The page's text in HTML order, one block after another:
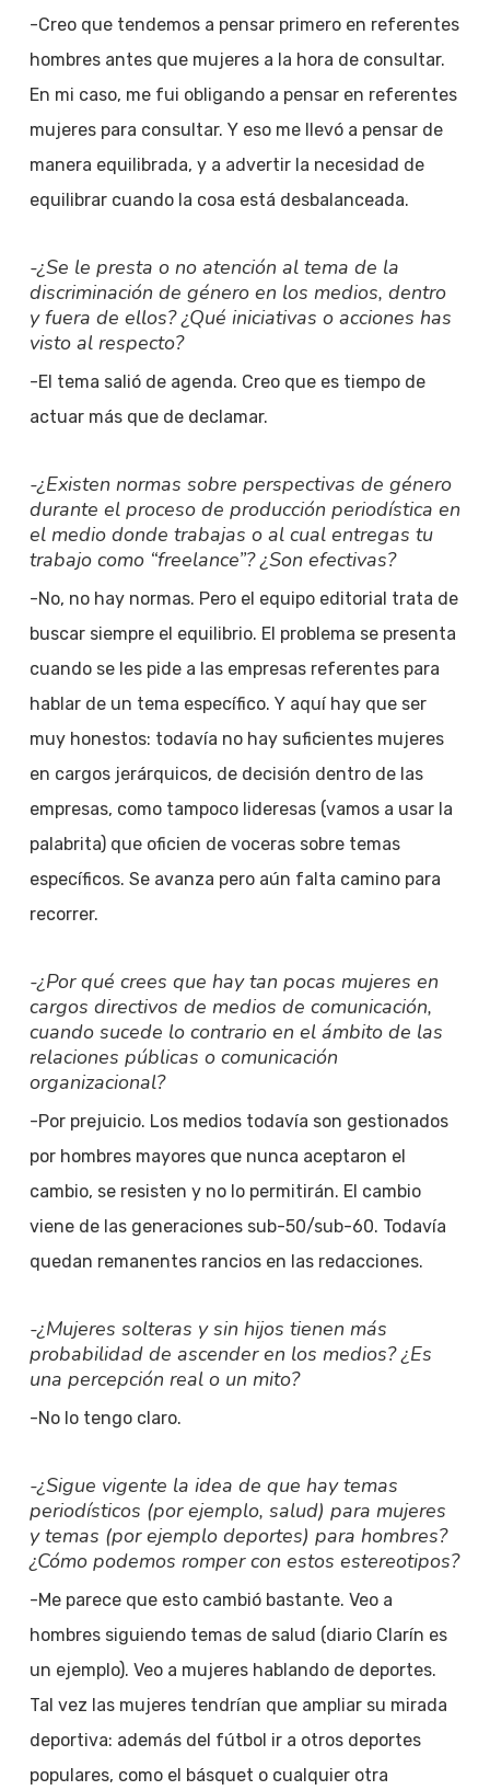
-Creo que tendemos a pensar primero en referentes
hombres antes que mujeres a la hora de consultar.
En mi caso, me fui obligando a pensar en referentes
mujeres para consultar. Y eso me llevó a pensar de
manera equilibrada, y a advertir la necesidad de
equilibrar cuando la cosa está desbalanceada.
-¿Se le presta o no atención al tema de la
discriminación de género en los medios, dentro
y fuera de ellos? ¿Qué iniciativas o acciones has
visto al respecto?
-El tema salió de agenda. Creo que es tiempo de
actuar más que de declamar.
-¿Existen normas sobre perspectivas de género
durante el proceso de producción periodística en
el medio donde trabajas o al cual entregas tu
trabajo como “freelance”? ¿Son efectivas?
-No, no hay normas. Pero el equipo editorial trata de
buscar siempre el equilibrio. El problema se presenta
cuando se les pide a las empresas referentes para
hablar de un tema específico. Y aquí hay que ser
muy honestos: todavía no hay suficientes mujeres
en cargos jerárquicos, de decisión dentro de las
empresas, como tampoco lideresas (vamos a usar la
palabrita) que oficien de voceras sobre temas
específicos. Se avanza pero aún falta camino para
recorrer.
-¿Por qué crees que hay tan pocas mujeres en
cargos directivos de medios de comunicación,
cuando sucede lo contrario en el ámbito de las
relaciones públicas o comunicación
organizacional?
-Por prejuicio. Los medios todavía son gestionados
por hombres mayores que nunca aceptaron el
cambio, se resisten y no lo permitirán. El cambio
viene de las generaciones sub-50/sub-60. Todavía
quedan remanentes rancios en las redacciones.
-¿Mujeres solteras y sin hijos tienen más
probabilidad de ascender en los medios? ¿Es
una percepción real o un mito?
-No lo tengo claro.
-¿Sigue vigente la idea de que hay temas
periodísticos (por ejemplo, salud) para mujeres
y temas (por ejemplo deportes) para hombres?
¿Cómo podemos romper con estos estereotipos?
-Me parece que esto cambió bastante. Veo a
hombres siguiendo temas de salud (diario Clarín es
un ejemplo). Veo a mujeres hablando de deportes.
Tal vez las mujeres tendrían que ampliar su mirada
deportiva: además del fútbol ir a otros deportes
populares, como el básquet o cualquier otra